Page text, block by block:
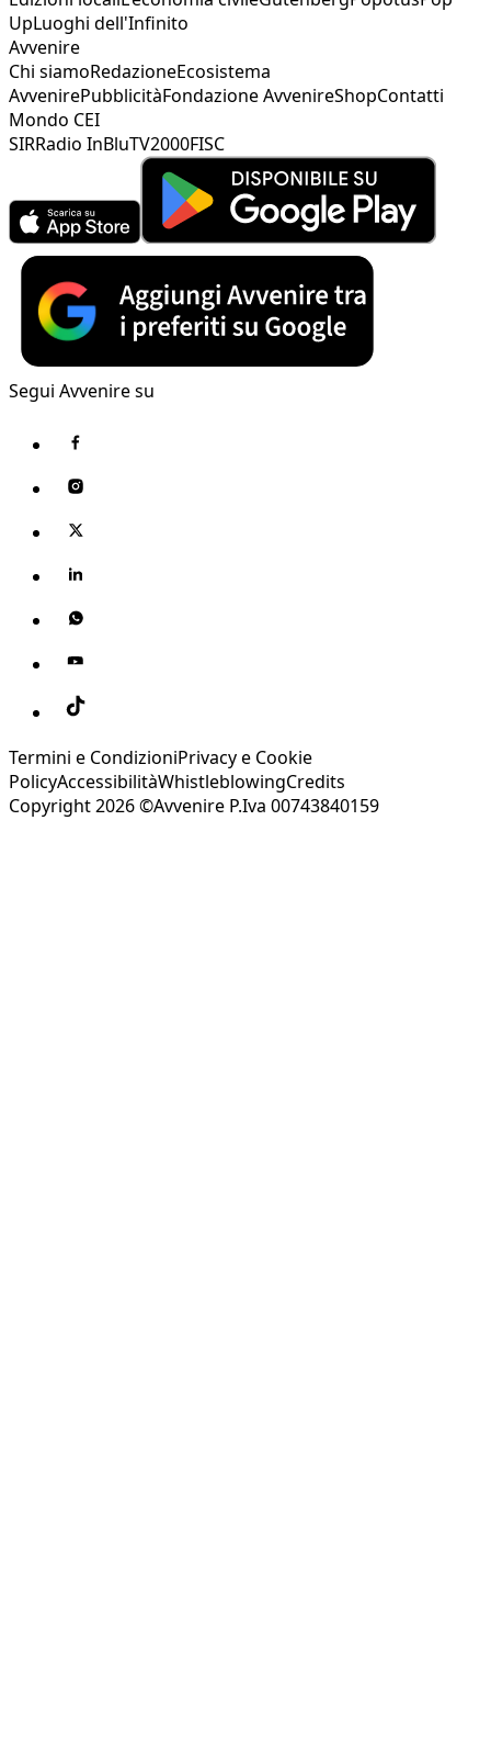
UpLuoghi dell'Infinito
Avvenire
Chi siamoRedazioneEcosistema
AvvenirePubblicitàFondazione AvvenireShopContatti
Mondo CEI
SIRRadio InBluTV2000FISC
Segui Avvenire su
Termini e CondizioniPrivacy e Cookie
PolicyAccessibilitàWhistleblowingCredits
Copyright 2026 ©Avvenire P.Iva 00743840159